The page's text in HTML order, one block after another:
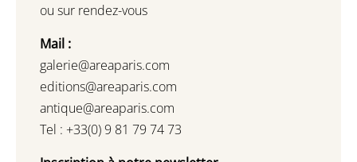
ou sur rendez-vous
Mail :
galerie@areaparis.com
editions@areaparis.com
antique@areaparis.com
Tel : +33(0) 9 81 79 74 73